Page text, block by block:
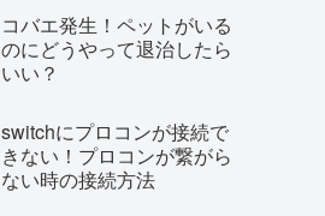
コバエ発生！ペットがいる
のにどうやって退治したら
いい？
switchにプロコンが接続で
きない！プロコンが繋がら
ない時の接続方法